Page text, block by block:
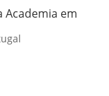
Academia em